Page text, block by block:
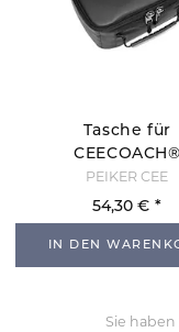
Tasche für
CEECOACH®
PEIKER CEE
54,30 €
IN DEN
Sie